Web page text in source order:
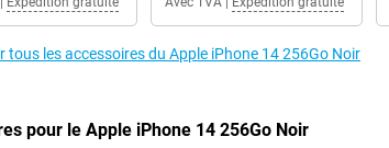
tous les accessoires du Apple iPhone 14 256Go Noir
pour le Apple iPhone 14 256Go Noir